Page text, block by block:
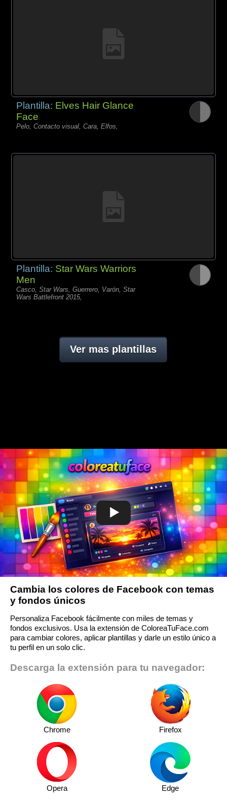
Plantilla: Elves Hair Glance
Face
Pelo, Contacto visual, Cara, Elfos,
Plantilla: Star Wars Warriors
Men
Casco, Star Wars, Guerrero, Varón, Star
Wars Battlefront 2015,
Ver mas plantillas
Cambia los colores de Facebook con temas
y fondos únicos
Personaliza Facebook fácilmente con miles de temas y
fondos exclusivos. Usa la extensión de ColoreaTuFace.com
para cambiar colores, aplicar plantillas y darle un estilo único a
tu perfil en un solo clic.
Descarga la extensión para tu navegador:
Chrome Firefox
Opera Edge